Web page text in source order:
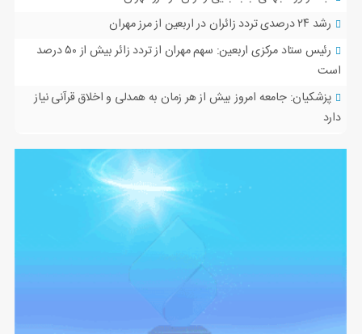
رشد ۲۴ درصدی تردد زائران در اربعین از مرز مهران
رئیس ستاد مرکزی اربعین: سهم مهران از تردد زائر بیش از ۵۰ درصد
است
پزشکیان: جامعه امروز بیش از هر زمان به همدلی و اخلاق قرآنی نیاز
دارد